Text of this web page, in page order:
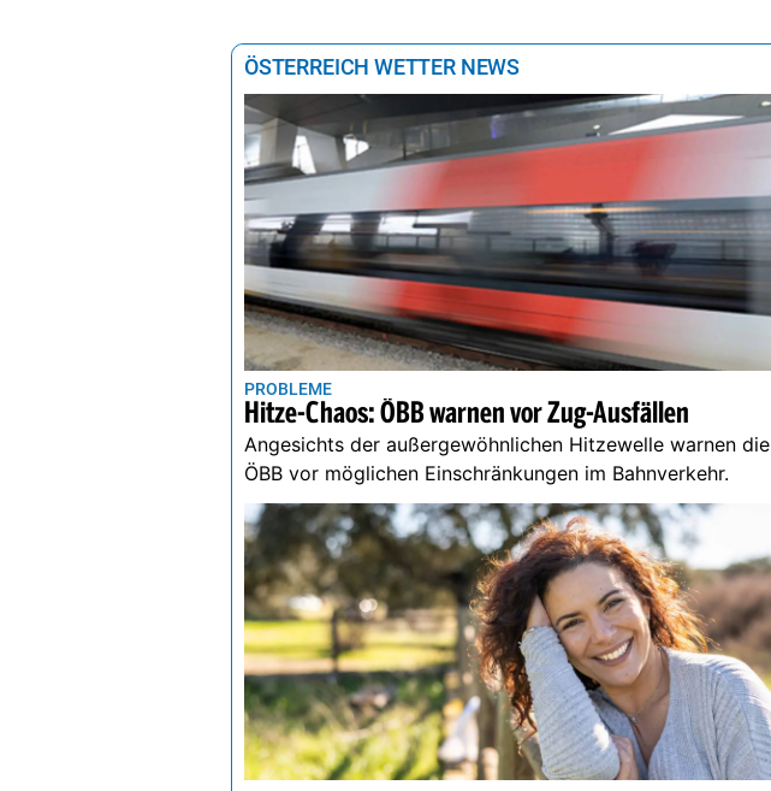
ÖSTERREICH WETTER NEWS
PROBLEME
Hitze-Chaos: ÖBB warnen vor Zug-Ausfällen
Angesichts der außergewöhnlichen Hitzewelle warnen die
ÖBB vor möglichen Einschränkungen im Bahnverkehr.